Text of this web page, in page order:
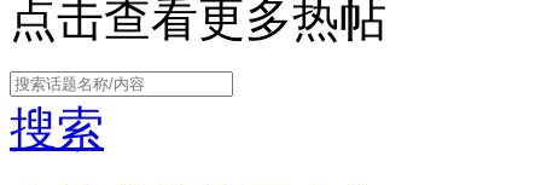
点击查看更多热帖
搜索